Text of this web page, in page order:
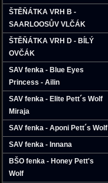
ŠTĚŇÁTKA VRH B -
SAARLOOSŮV VLČÁK
ŠTĚŇÁTKA VRH D - BÍLÝ
OVČÁK
SAV fenka - Blue Eyes
Princess - Ailin
SAV fenka - Elite Pett´s Wolf
Miraja
SAV fenka - Aponi Pett´s Wolf
SAV fenka - Innana
BŠO fenka - Honey Pett's
Wolf